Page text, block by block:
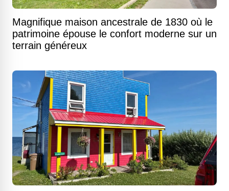
Magnifique maison ancestrale de 1830 où le
patrimoine épouse le confort moderne sur un
terrain généreux